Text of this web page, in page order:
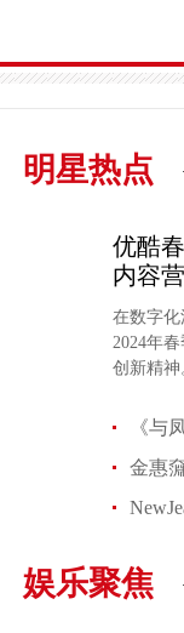
明星热点
优酷
内容
在数字
2024年
创新精神
娱乐聚焦